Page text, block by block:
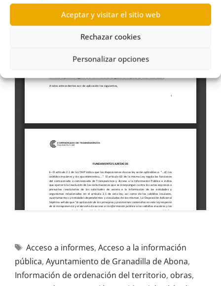
Aceptar y visitar el sitio web
Rechazar cookies
Personalizar opciones
Acceso a informes, Acceso a la información
pública, Ayuntamiento de Granadilla de Abona,
Información de ordenación del territorio, obras,